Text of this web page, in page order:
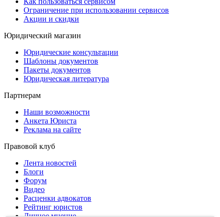
Ограничение при использовании сервисов
Акции и скидки
Юридический магазин
Юридические консультации
Шаблоны документов
Пакеты документов
Юридическая литература
Партнерам
Наши возможности
Анкета Юриста
Реклама на сайте
Правовой клуб
Лента новостей
Блоги
Форум
Видео
Расценки адвокатов
Рейтинг юристов